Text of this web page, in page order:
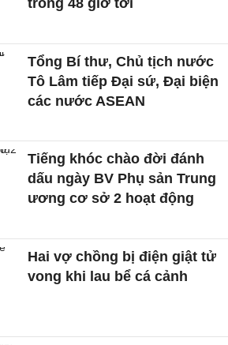
Tổng Bí thư, Chủ tịch nước
Tô Lâm tiếp Đại sứ, Đại biện
các nước ASEAN
Tiếng khóc chào đời đánh
dấu ngày BV Phụ sản Trung
ương cơ sở 2 hoạt động
Hai vợ chồng bị điện giật tử
vong khi lau bể cá cảnh